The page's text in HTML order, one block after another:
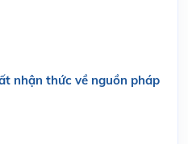
nhận thức về nguồn pháp